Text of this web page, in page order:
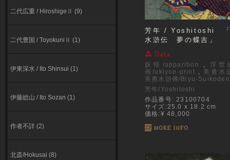
二代広重 / HiroshigeⅡ (9)
二代豊国 / ToyokuniⅡ (1)
伊東深⽔ / Ito Shinsui (1)
伊藤総山 / Ito Sozan (1)
作者不詳 (2)
北斎/Hokusai (8)
芳年 / Yoshitoshi 「
水滸伝 夢の蝶吉」
妖怪/apparition , 浮世
画/ukiyoe-print , 美勇水
美勇水滸傳/Biyu-Suikoden
芳年/Yoshitoshi
作品番号: 23100704
サイズ:25.0 x 18.2 cm
価格:¥ 48,000